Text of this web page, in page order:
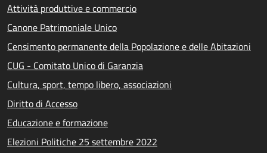
Attività produttive e commercio
Canone Patrimoniale Unico
Censimento permanente della Popolazione e delle Abitazioni
CUG - Comitato Unico di Garanzia
Cultura, sport, tempo libero, associazioni
Diritto di Accesso
Educazione e formazione
Elezioni Politiche 25 settembre 2022